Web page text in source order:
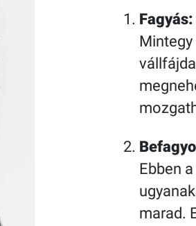
Fagyás:
Ebben
marad.